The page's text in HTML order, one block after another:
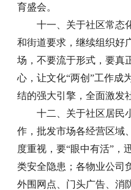
育盛会。
十一、关于社区常态
和街道要求，继续组织好
场，不要流于形式，要真
心，让文化“两创”工作成
结的强大引擎，全面激发
十二、关于社区居民
作，批发市场各经营区域
度重视，要“眼中有活”，
类安全隐患；各物业公司
外围网点、门头广告、消